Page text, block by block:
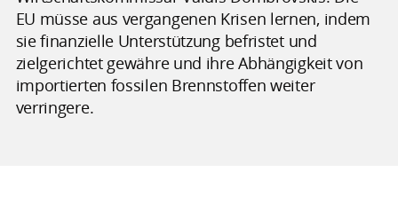
EU müsse aus vergangenen Krisen lernen, indem
sie finanzielle Unterstützung befristet und
zielgerichtet gewähre und ihre Abhängigkeit von
importierten fossilen Brennstoffen weiter
verringere.